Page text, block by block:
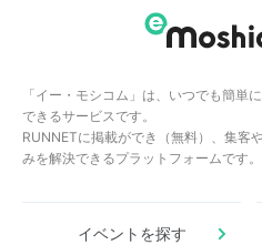
「イー・モシコム」は、いつでも簡単
できるサービスです。
RUNNETに掲載ができ（無料）、集客
みを解決できるプラットフォームです。
イベントを探す